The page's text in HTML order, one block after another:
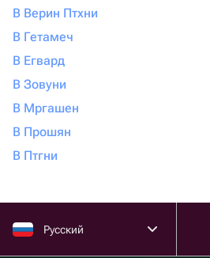
В Верин Птхни
В Гетамеч
В Егвард
В Зовуни
В Мргашен
В Прошян
В Птгни
Русский